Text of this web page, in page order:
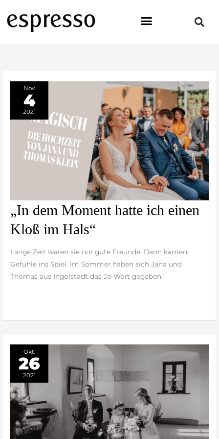
Inhalt
springen
Nov.
4
2021
„In dem Moment hatte ich einen
Kloß im Hals“
Lange Zeit waren sie nur gute Freunde. Dann kamen
Gefühle ins Spiel. Im Sommer haben sich Jana und
Thomas aus Ingolstadt das Ja-Wort gegeben.
„In
dem
Moment
ich
einen
Kloß
Okt.
26
2021